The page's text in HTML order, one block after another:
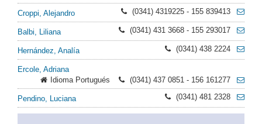
Croppi, Alejandro (0341) 4319225 - 155 839413
Balbi, Liliana (0341) 431 3668 - 155 293017
Hernández, Analía (0341) 438 2224
Ercole, Adriana
Idioma Portugués
(0341) 437 0851 - 156 161277
Pendino, Luciana (0341) 481 2328